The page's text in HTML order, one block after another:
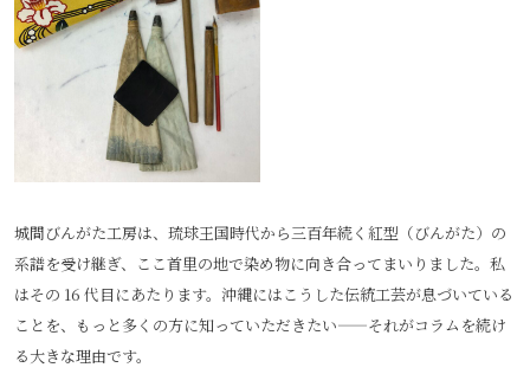
城間びんがた工房は、琉球王国時代から三百年続く紅型（びんがた）の
系譜を受け継ぎ、ここ首里の地で染め物に向き合ってまいりました。私
はその 16 代目にあたります。沖縄にはこうした伝統工芸が息づいている
ことを、もっと多くの方に知っていただきたい――それがコラムを続け
る大きな理由です。